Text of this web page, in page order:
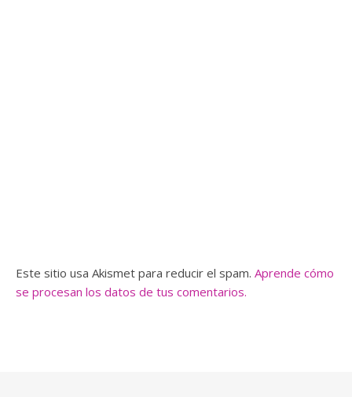
Este sitio usa Akismet para reducir el spam. Aprende cómo
se procesan los datos de tus comentarios.